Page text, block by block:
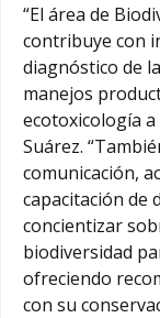
“El área de
contribuye con
diagnóstico de
manejos
ecotoxicología a
Suárez.
comunicación,
capacitación de
concientizar
biodiversidad
ofreciendo
con su